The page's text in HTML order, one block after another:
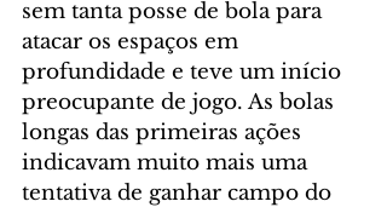
sem tanta posse de bola para
atacar os espaços em
profundidade e teve um início
preocupante de jogo. As bolas
longas das primeiras ações
indicavam muito mais uma
tentativa de ganhar campo do